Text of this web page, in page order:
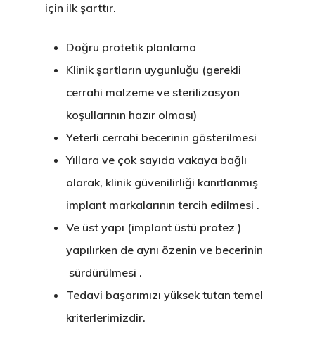
için ilk şarttır.
Doğru protetik planlama
Klinik şartların uygunluğu (gerekli
cerrahi malzeme ve sterilizasyon
koşullarının hazır olması)
Yeterli cerrahi becerinin gösterilmesi
Yıllara ve çok sayıda vakaya bağlı
olarak, klinik güvenilirliği kanıtlanmış
implant markalarının tercih edilmesi .
Ve üst yapı (implant üstü protez )
yapılırken de aynı özenin ve becerinin
sürdürülmesi .
Tedavi başarımızı yüksek tutan temel
kriterlerimizdir.